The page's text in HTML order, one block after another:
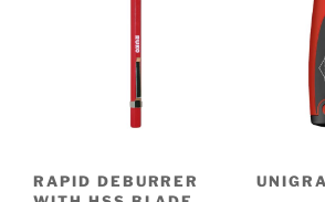
RAPID DEBURRER